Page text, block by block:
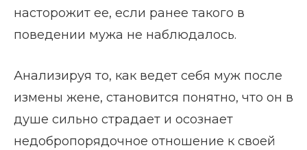
насторожит ее, если ранее такого в
поведении мужа не наблюдалось.
Анализируя то, как ведет себя муж после
измены жене, становится понятно, что он в
душе сильно страдает и осознает
недобропорядочное отношение к своей